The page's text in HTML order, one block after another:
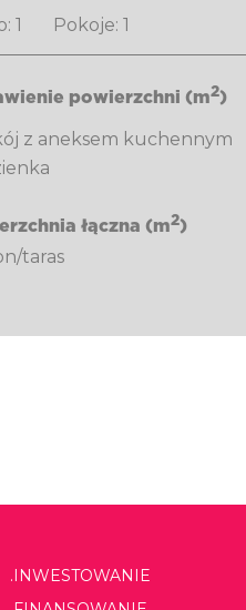
1 Pokoje: 1
powierzchni (m2)
z aneksem kuchennym
łączna (m2)
taras
.INWESTOWANIE